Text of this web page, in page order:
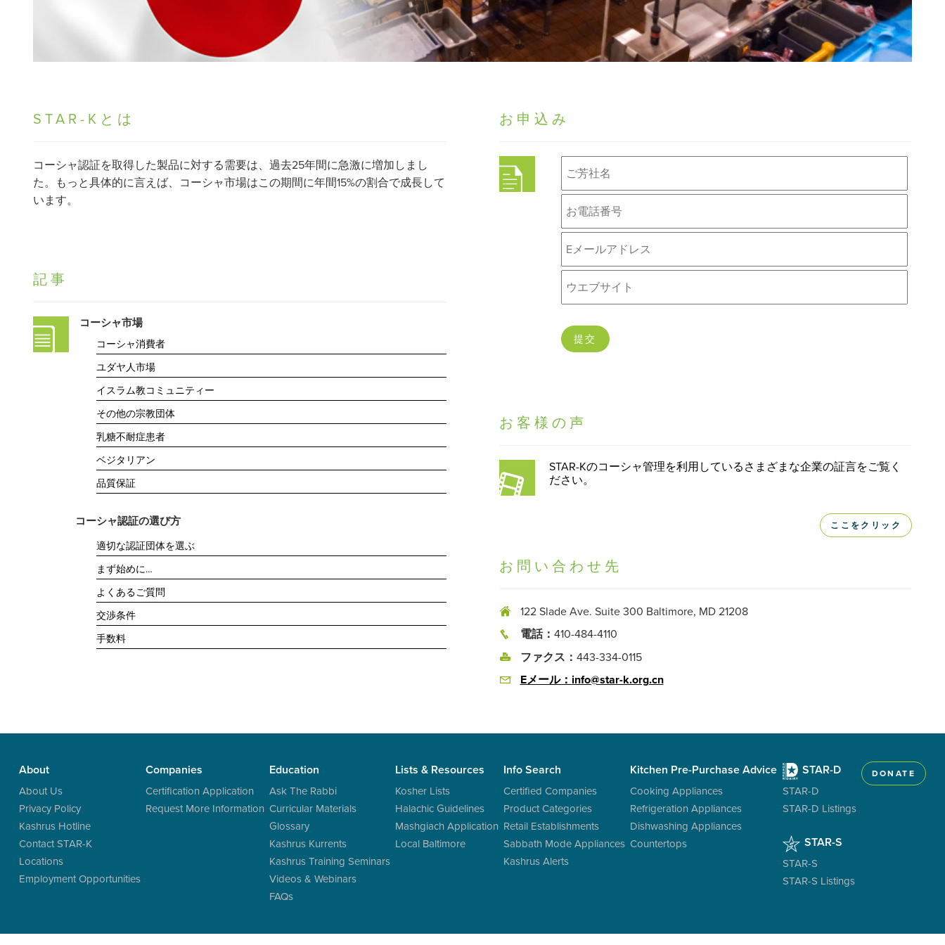
STAR-Kとは
コーシャ認証を取得した製品に対する需要は、過去25年間に急激に増加しまし
た。もっと具体的に言えば、コーシャ市場はこの期間に年間15%の割合で成長して
います。
記事
コーシャ市場
コーシャ消費者
ユダヤ人市場
イスラム教コミュニティー
その他の宗教団体
乳糖不耐症患者
ベジタリアン
品質保証
コーシャ認証の選び方
適切な認証団体を選ぶ
まず始めに…
よくあるご質問
交渉条件
手数料
お申込み
お客様の声
STAR-Kのコーシャ管理を利用しているさまざまな企業の証言をご覧く
ださい。
ここをクリック
お問い合わせ先
122 Slade Ave. Suite 300 Baltimore, MD 21208
電話： 410-484-4110
ファクス： 443-334-0115
Eメール： info@star-k.org.cn
About
About Us
Privacy Policy
Kashrus Hotline
Contact STAR-K
Locations
Employment Opportunities
Companies
Certification Application
Request More Information
Education
Ask The Rabbi
Curricular Materials
Glossary
Kashrus Kurrents
Kashrus Training Seminars
Videos & Webinars
FAQs
Lists & Resources
Kosher Lists
Halachic Guidelines
Mashgiach Application
Local Baltimore
Info Search
Certified Companies
Product Categories
Retail Establishments
Sabbath Mode Appliances
Kashrus Alerts
Kitchen Pre-Purchase Advice
Cooking Appliances
Refrigeration Appliances
Dishwashing Appliances
Countertops
STAR-D
STAR-D
STAR-D Listings
STAR-S
STAR-S
STAR-S Listings
DONATE